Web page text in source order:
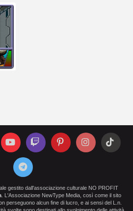
gestito dall'associazione culturale NO PROFIT
. L'Associazione NewType Media, così come il sito
perseguono alcun fine di lucro, e ai sensi del L.n.